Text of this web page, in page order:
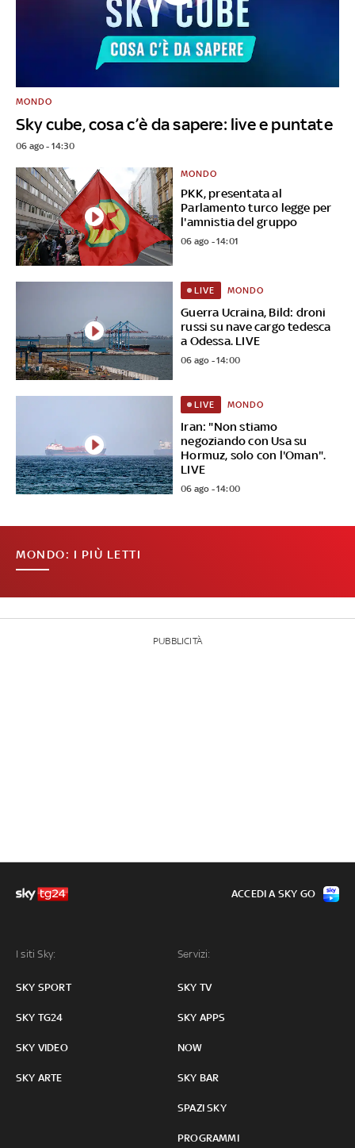
Sky cube, cosa c’è da sapere: live e puntate
MONDO
06 ago - 14:30
PKK, presentata al
Parlamento turco legge per
l'amnistia del gruppo
MONDO
06 ago - 14:01
Guerra Ucraina, Bild: droni
russi su nave cargo tedesca
a Odessa. LIVE
LIVE MONDO
06 ago - 14:00
Iran: "Non stiamo
negoziando con Usa su
Hormuz, solo con l'Oman".
LIVE
LIVE MONDO
06 ago - 14:00
MONDO: I PIÙ LETTI
PUBBLICITÀ
I siti Sky:
SKY SPORT
SKY TG24
SKY VIDEO
SKY ARTE
Servizi:
SKY TV
SKY APPS
NOW
SKY BAR
SPAZI SKY
PROGRAMMI
ACCEDI A SKY GO